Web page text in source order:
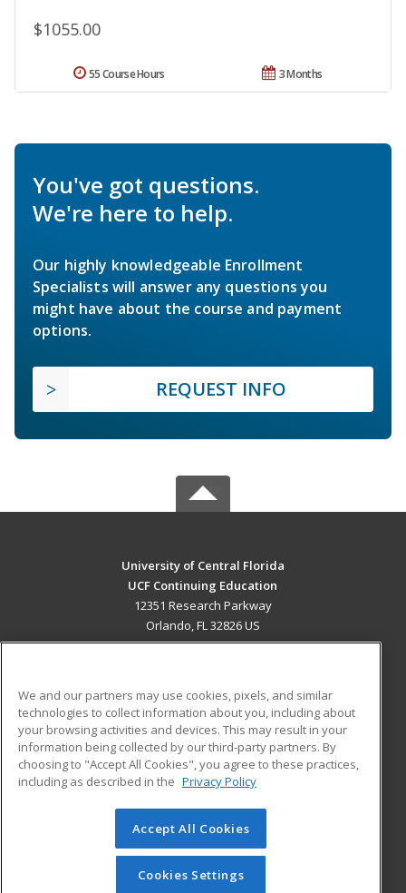
$1055.00
3 Months
55 Course Hours
You've got questions.
We're here to help.
Our highly knowledgeable Enrollment
Specialists will answer any questions you
might have about the course and payment
options.
REQUEST INFO
University of Central Florida
UCF Continuing Education
12351 Research Parkway
Orlando, FL 32826 US
ADDITIONAL RESOURCES
Military
Financial Assistance
Help
Student Blog
© 2026 ed2go, a division of Cengage Learning. All rights
reserved. The material on this site cannot be reproduced or
redistributed unless you have obtained prior written
We and our partners may use cookies, pixels, and similar
technologies to collect information about you, including about
your browsing activities and devices. This may result in your
information being collected by our third-party partners. By
choosing to "Accept All Cookies", you agree to these practices,
including as described in the Privacy Policy
Accept All Cookies
Cookies Settings